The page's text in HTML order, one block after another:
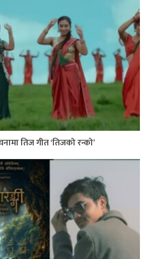
तिज गीत ‘तिजको रन्को’